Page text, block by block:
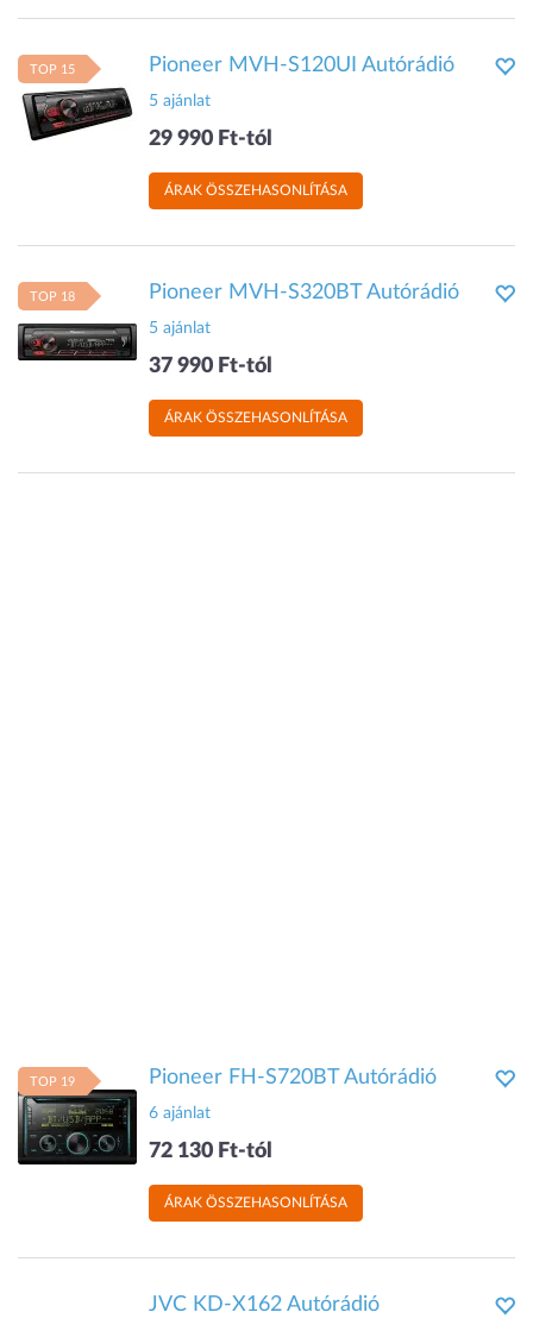
TOP 15 Pioneer MVH-S120UI Autórádió
5 ajánlat
29 990 Ft-tól
ÁRAK ÖSSZEHASONLÍTÁSA
TOP 18 Pioneer MVH-S320BT Autórádió
5 ajánlat
37 990 Ft-tól
ÁRAK ÖSSZEHASONLÍTÁSA
TOP 19 Pioneer FH-S720BT Autórádió
6 ajánlat
72 130 Ft-tól
ÁRAK ÖSSZEHASONLÍTÁSA
JVC KD-X162 Autórádió